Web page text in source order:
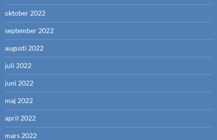
oktober 2022
september 2022
augusti 2022
juli 2022
juni 2022
maj 2022
april 2022
mars 2022